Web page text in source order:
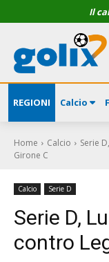
Il
REGIONI Calcio
Home Calcio
Serie
Girone C
Calcio Serie D
Serie D,
contro